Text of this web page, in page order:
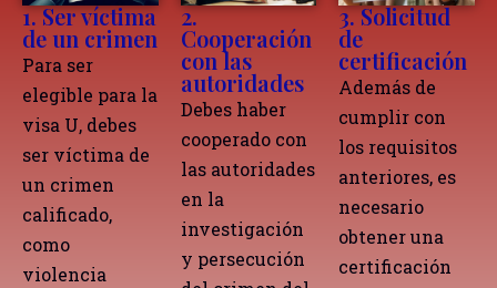
1. Ser víctima
de un crimen
Para ser
elegible para la
visa U, debes
ser víctima de
un crimen
calificado,
como
violencia
2.
Cooperación
con las
autoridades
Debes haber
cooperado con
las autoridades
en la
investigación
y persecución
3. Solicitud
de
certificación
Además de
cumplir con
los requisitos
anteriores, es
necesario
obtener una
certificación